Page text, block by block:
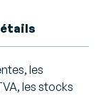
les
les stocks